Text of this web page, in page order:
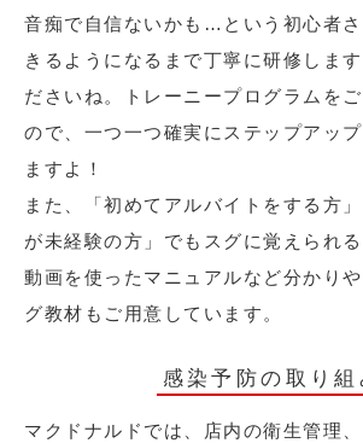
音痴で自信ないかも…という初心者
きるようになるまで丁寧に研修しま
ださいね。トレーニープログラムを
ので、一つ一つ確実にステップアッ
ますよ！
また、「初めてアルバイトをする方
が未経験の方」でもスグに覚えられ
動画を使ったマニュアルなど分かり
グ教材もご用意しています。
感染予防の取り組
マクドナルドでは、店内の衛生管理